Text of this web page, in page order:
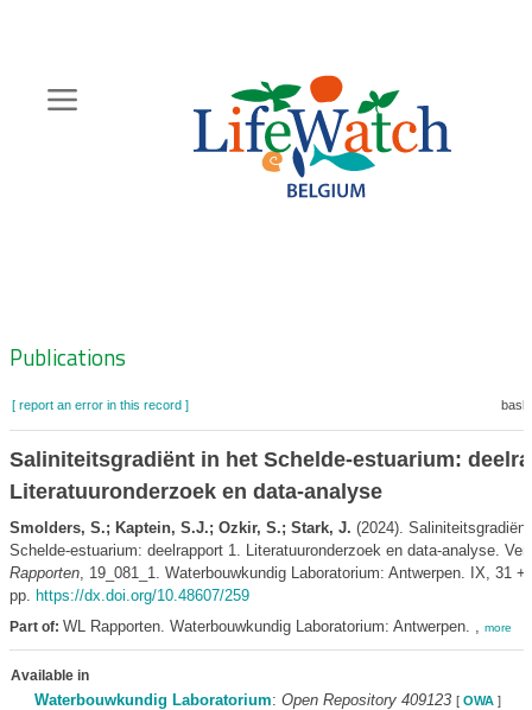
content
Zoeknavigatie
Publications
[ report an error in this record ]
Saliniteitsgradiënt in het Schelde-estuarium:
Literatuuronderzoek en data-analyse
Smolders, S.; Kaptein, S.J.; Ozkir, S.; Stark, J. (2024).
Schelde-estuarium: deelrapport 1. Literatuuronderzoek en data-analyse.
Rapporten, 19_081_1. Waterbouwkundig Laboratorium: Antwerpen. IX, 31 +
pp. https://dx.doi.org/10.48607/259
Part of: WL Rapporten. Waterbouwkundig Laboratorium: Antwerpen. , more
Available in
Waterbouwkundig Laboratorium: Open Repository 409123 [ OWA]